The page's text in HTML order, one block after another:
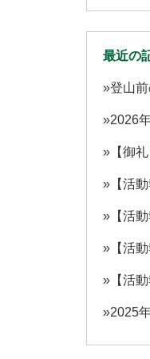
最近の
登山
2026
【御
【活
【活
【活
【活
2025